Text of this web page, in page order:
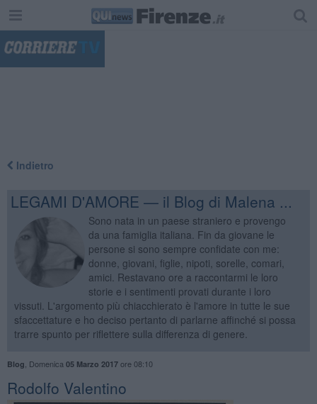
Indietro
LEGAMI D'AMORE — il Blog di Malena ...
Sono nata in un paese straniero e provengo
da una famiglia italiana. Fin da giovane le
persone si sono sempre confidate con me:
donne, giovani, figlie, nipoti, sorelle, comari,
amici. Restavano ore a raccontarmi le loro
storie e i sentimenti provati durante i loro
vissuti. L'argomento più chiacchierato è l'amore in tutte le sue
sfaccettature e ho deciso pertanto di parlarne affinché si possa
trarre spunto per riflettere sulla differenza di genere.
Blog Domenica 05 Marzo 2017ore 08:10
Rodolfo Valentino